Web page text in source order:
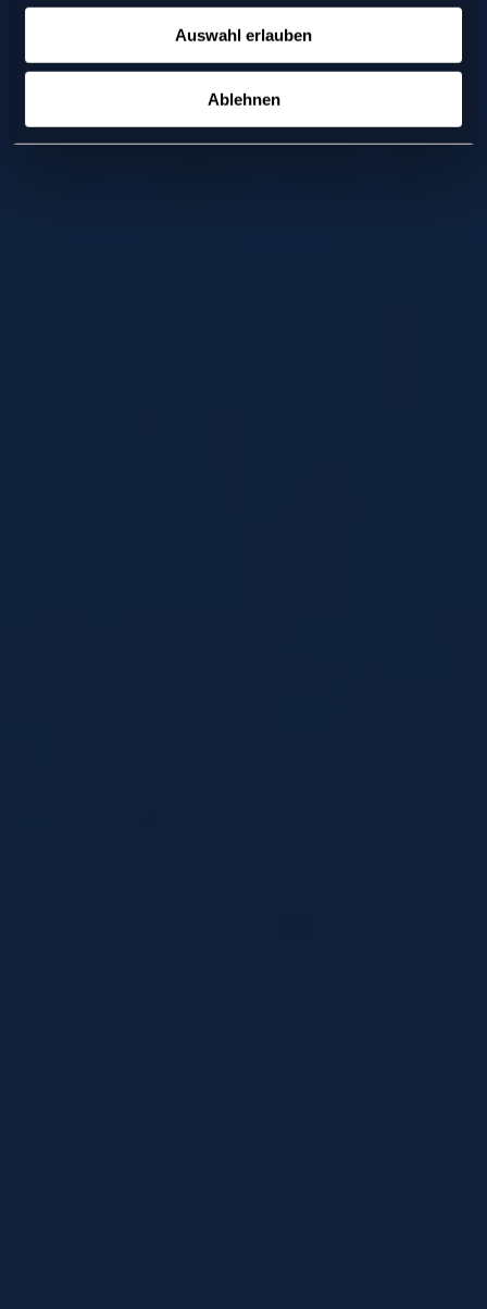
Auswahl erlauben
Ablehnen